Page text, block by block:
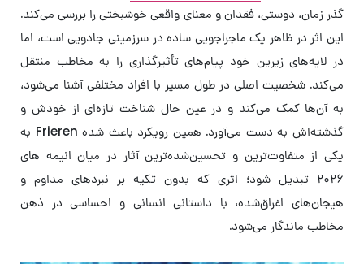
گذر زمان، دوستی، فقدان و معنای واقعی خوشبختی را بررسی می‌کند.
این اثر در ظاهر یک ماجراجویی ساده در سرزمینی جادویی است، اما
در لایه‌های زیرین خود پیام‌های تأثیرگذاری را به مخاطب منتقل
می‌کند. شخصیت اصلی در طول مسیر با افراد مختلفی آشنا می‌شود،
به آن‌ها کمک می‌کند و در عین حال شناخت تازه‌ای از خودش و
گذشته‌اش به دست می‌آورد. همین رویکرد باعث شده Frieren به
یکی از متفاوت‌ترین و تحسین‌شده‌ترین آثار در میان انیمه های
۲۰۲۶ تبدیل شود؛ اثری که بدون تکیه بر نبردهای مداوم و
هیجان‌های اغراق‌شده، با داستانی انسانی و احساسی در ذهن
مخاطب ماندگار می‌شود.